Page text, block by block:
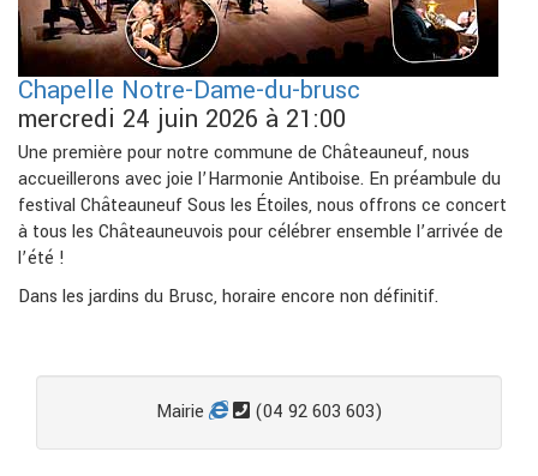
Chapelle Notre-Dame-du-brusc
mercredi 24 juin 2026 à 21:00
Une première pour notre commune de Châteauneuf, nous
accueillerons avec joie l’Harmonie Antiboise. En préambule du
festival Châteauneuf Sous les Étoiles, nous offrons ce concert
à tous les Châteauneuvois pour célébrer ensemble l’arrivée de
l’été !
Dans les jardins du Brusc, horaire encore non définitif.
Mairie (04 92 603 603)